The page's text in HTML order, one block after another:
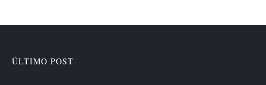
ÚLTIMO POST